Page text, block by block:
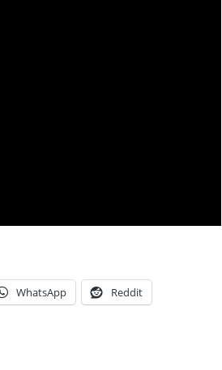
WhatsApp Reddit